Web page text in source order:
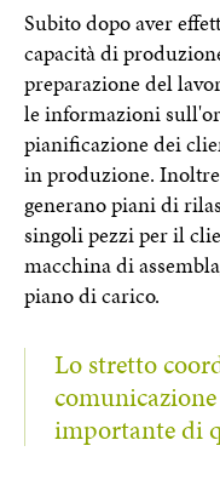
Subito dopo aver
capacità di
preparazione del
le informazioni
pianificazione dei
in produzione.
generano piani di
singoli pezzi per il
macchina di
piano di carico.
Lo stretto
importante di